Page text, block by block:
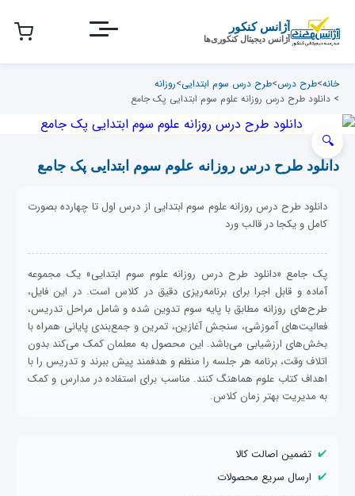
محتوای
اصلی
آژانس کنکور
آژانس دیجیتال کنکوری‌ها
خانه>طرح درس>طرح درس سوم ابتدایی>روزانه
> دانلود طرح درس روزانه علوم سوم ابتدایی پک جامع
دانلود طرح درس روزانه علوم سوم ابتدایی پک جامع
دانلود طرح درس روزانه علوم سوم ابتدایی از درس اول تا چهارده بصورت
کامل و یکجا در قالب ورد
پک جامع «دانلود طرح درس روزانه علوم سوم ابتدایی» یک مجموعه
آماده و قابل اجرا برای برنامه‌ریزی دقیق در کلاس است. در این فایل،
طرح‌های روزانه مطابق با پایه سوم تدوین شده و شامل مراحل تدریس،
فعالیت‌های آموزشی، سنجش آغازین، تمرین و جمع‌بندی پایانی همراه با
بخش‌های ارزشیابی می‌باشد. این محصول به معلمان کمک می‌کند بدون
اتلاف وقت، برنامه هر جلسه را منظم و هدفمند پیش ببرند و تدریس را با
اهداف کتاب علوم هماهنگ کنند. مناسب برای استفاده در مدارس و کمک
به مدیریت بهتر زمان کلاس.
✔️ تضمین اصالت کالا
✔️ ارسال سریع محصولات